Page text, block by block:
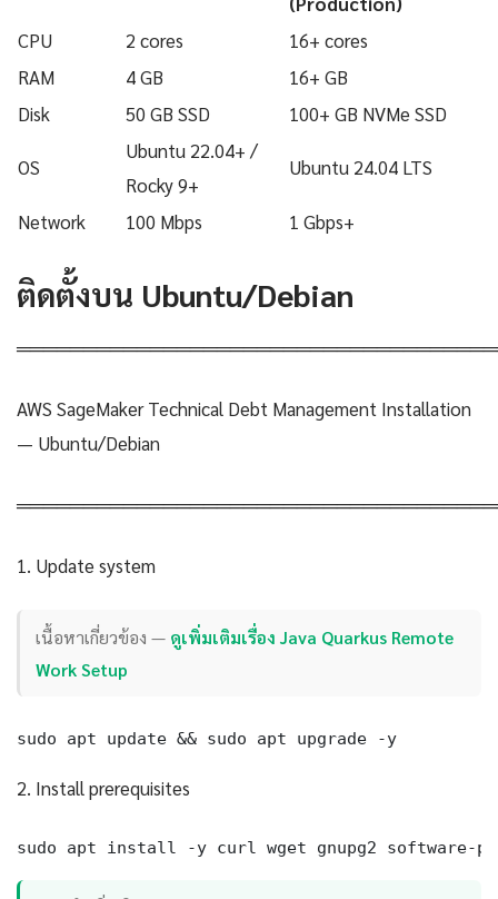
CPU
2 cores
16+ cores
RAM
4 GB
16+ GB
Disk
50 GB SSD 100+ GB NVMe SSD
OS
Ubuntu 22.04+ /
Rocky 9+
Ubuntu 24.04 LTS
Network 100 Mbps 1 Gbps+
ติดตั้งบน Ubuntu/Debian
AWS SageMaker Technical Debt Management Installation
— Ubuntu/Debian
1. Update system
เนื้อหาเกี่ยวข้อง — ดูเพิ่มเติมเรื่อง Java Quarkus Remote
Work Setup
sudo apt update && sudo apt upgrade -y
2. Install prerequisites
sudo apt install -y curl wget gnupg2 software-